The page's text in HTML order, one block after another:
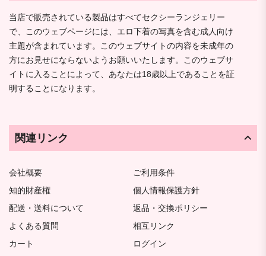
当店で販売されている製品はすべてセクシーランジェリー
で、このウェブページには、エロ下着の写真を含む成人向け
主題が含まれています。このウェブサイトの内容を未成年の
方にお見せにならないようお願いいたします。このウェブサ
イトに入ることによって、あなたは18歳以上であることを証
明することになります。
関連リンク
会社概要
ご利用条件
知的財産権
個人情報保護方針
配送・送料について
返品・交換ポリシー
よくある質問
相互リンク
カート
ログイン